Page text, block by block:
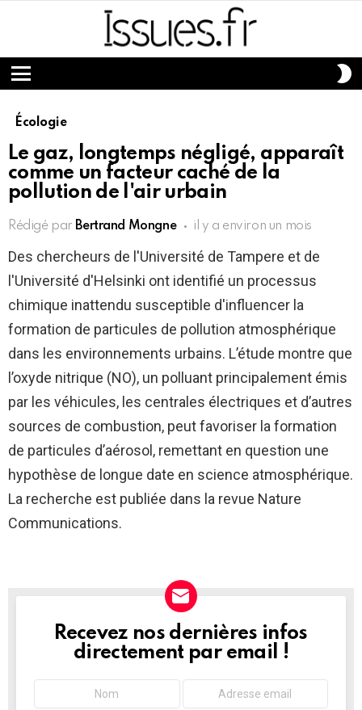
Menu
Écologie
Le gaz, longtemps négligé, apparaît
comme un facteur caché de la
pollution de l'air urbain
Rédigé par Bertrand Mongne il y a environ un mois
Des chercheurs de l'Université de Tampere et de
l'Université d'Helsinki ont identifié un processus
chimique inattendu susceptible d'influencer la
formation de particules de pollution atmosphérique
dans les environnements urbains. L’étude montre que
l’oxyde nitrique (NO), un polluant principalement émis
par les véhicules, les centrales électriques et d’autres
sources de combustion, peut favoriser la formation
de particules d’aérosol, remettant en question une
hypothèse de longue date en science atmosphérique.
La recherche est publiée dans la revue Nature
Communications.
NEWSLETTER
Recevez nos dernières infos
directement par email !